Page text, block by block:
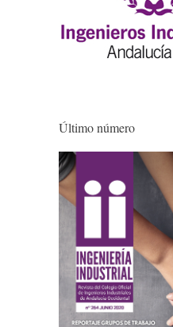
Último número